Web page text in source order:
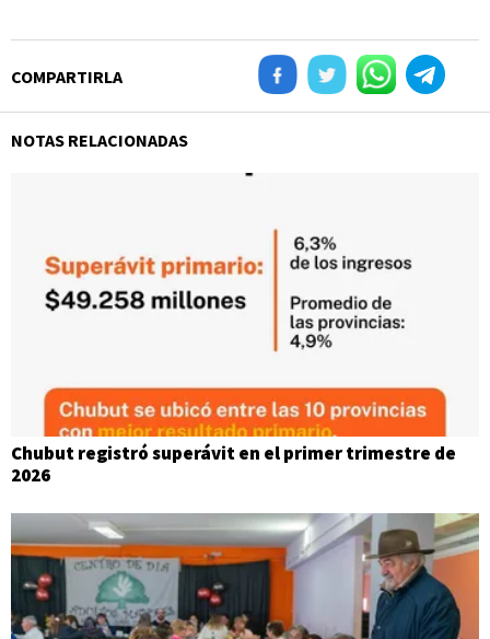
COMPARTIRLA
NOTAS RELACIONADAS
Chubut registró superávit en el primer trimestre de
2026